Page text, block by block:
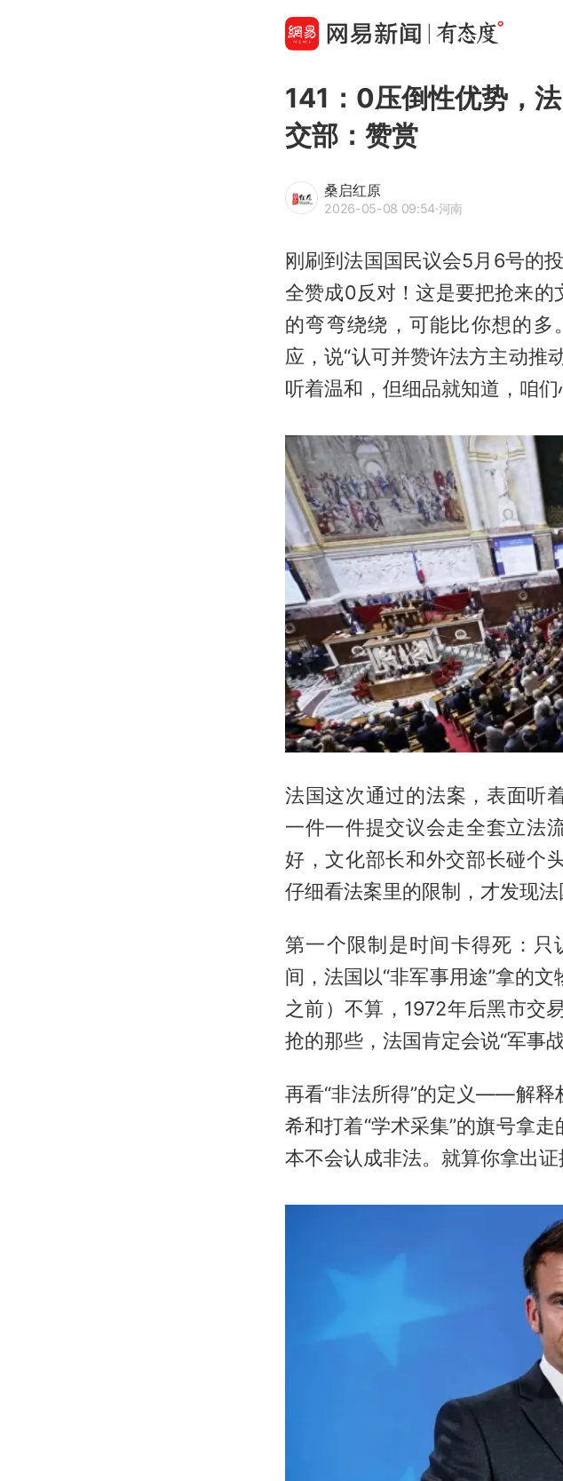
141：0压倒性优势，
交部：赞赏
桑启红原
2026-05-08 09:54·河南
刚刷到法国国民议会5月6号的
全赞成0反对！这是要把抢来的
的弯弯绕绕，可能比你想的
应，说“认可并赞许法方主动推
听着温和，但细品就知道，咱们
法国这次通过的法案，表面
一件一件提交议会走全套立法
好，文化部长和外交部长碰个
仔细看法案里的限制，才发现法
第一个限制是时间卡得死：只
间，法国以“非军事用途”拿的
之前）不算，1972年后黑市交
抢的那些，法国肯定会说“军事
再看“非法所得”的定义——解释
希和打着“学术采集”的旗号拿
本不会认成非法。就算你拿出证